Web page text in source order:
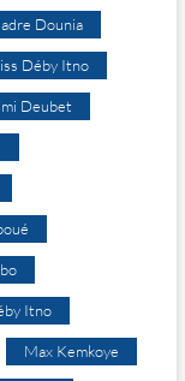
Dounia
Déby Itno
Deubet
Itno
Max Kemkoye